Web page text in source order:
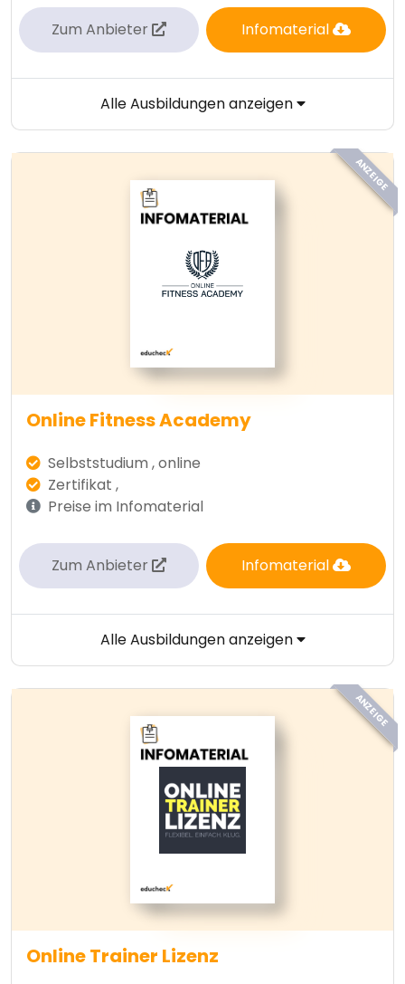
Zum Anbieter Infomaterial
Alle Ausbildungen anzeigen
ANZEIGE
Online Fitness Academy
Selbststudium , online
Zertifikat ,
Preise im Infomaterial
Zum Anbieter Infomaterial
Alle Ausbildungen anzeigen
ANZEIGE
Online Trainer Lizenz